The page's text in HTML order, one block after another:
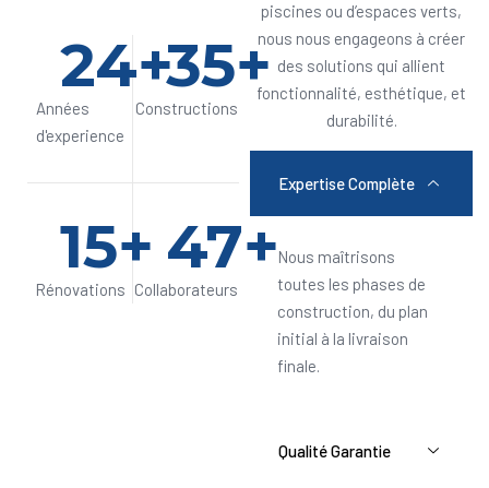
Années
d'experience
24+
Constructions
35+
Rénovations
15+
Collaborateurs
47+
piscines ou d’espaces verts,
nous nous engageons à créer
des solutions qui allient
fonctionnalité, esthétique, et
durabilité.
Expertise Complète
Nous maîtrisons
toutes les phases de
construction, du plan
initial à la livraison
finale.
Qualité Garantie